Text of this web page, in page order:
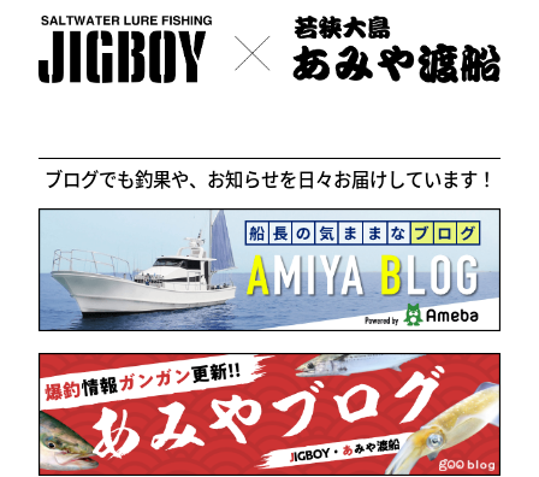
ブログでも釣果や、お知らせを日々お届けしています！